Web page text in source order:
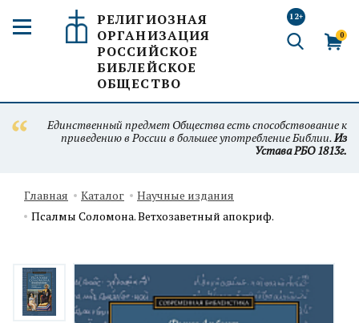
РЕЛИГИОЗНАЯ
ОРГАНИЗАЦИЯ
РОССИЙСКОЕ
БИБЛЕЙСКОЕ
ОБЩЕСТВО
12+
0
Единственный предмет Общества есть способствование к
приведению в России в большее употребление Библии.Из
Устава РБО 1813г.
Главная Каталог
Научные издания
Псалмы Соломона. Ветхозаветный апокриф.